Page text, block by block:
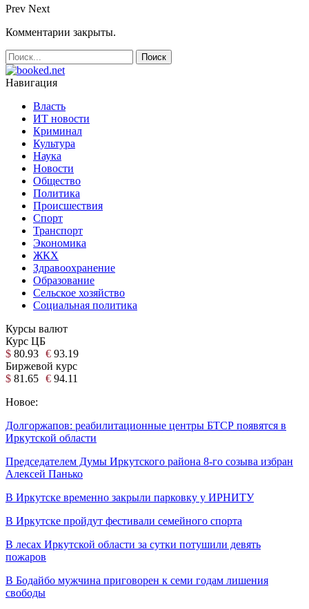
Prev Next
Комментарии закрыты.
Навигация
Власть
ИТ новости
Криминал
Культура
Наука
Новости
Общество
Политика
Происшествия
Спорт
Транспорт
Экономика
ЖКХ
Здравоохранение
Образование
Сельское хозяйство
Социальная политика
Курсы валют
Курс ЦБ
$ 80.93 € 93.19
Биржевой курс
$ 81.65 € 94.11
Новое:
Долгоржапов: реабилитационные центры БТСР появятся в
Иркутской области
Председателем Думы Иркутского района 8-го созыва избран
Алексей Панько
В Иркутске временно закрыли парковку у ИРНИТУ
В Иркутске пройдут фестивали семейного спорта
В лесах Иркутской области за сутки потушили девять
пожаров
В Бодайбо мужчина приговорен к семи годам лишения
свободы